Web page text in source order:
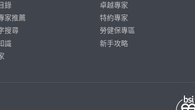
錄
家推薦
搜尋
識
卓越專家
特約專家
勞健保專區
新手攻略